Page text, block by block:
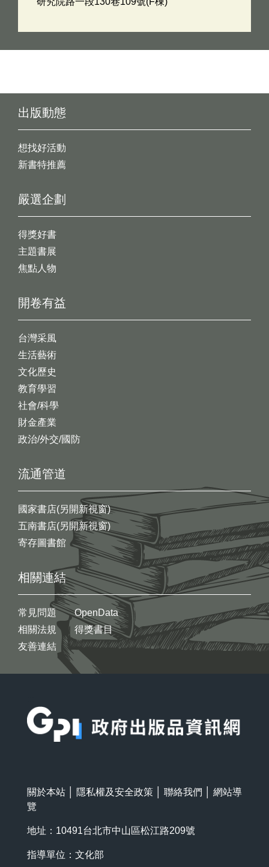
出版動態
想找好活動
新書特推薦
開卷有益
台灣采風
生活藝術
文化歷史
教育學習
社會/科學
財金產業
政治/外交/國防
嚴選企劃
得獎好書
主題書展
焦點人物
流通管道
國家書店(另開新視窗)
五南書店(另開新視窗)
寄存圖書館
相關連結
常見問題
相關法規
友善連結
OpenData
得獎書目
關於本站 隱私權及安全政策 聯絡我們
網站導
覽
地址：10491台北市中山區松江路209號
指導單位：文化部